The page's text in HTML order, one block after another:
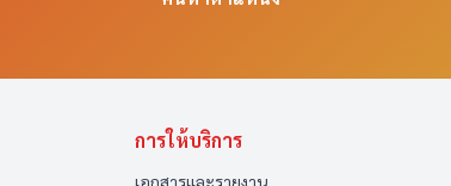
การให้บริการ
เอกสารและรายงาน